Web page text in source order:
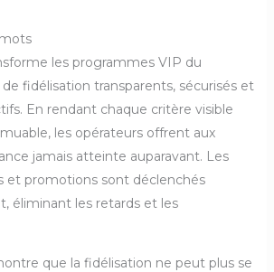
les programmes VIP du
fidélisation transparents, sécurisés et
En rendant chaque critère visible
les opérateurs offrent aux
jamais atteinte auparavant. Les
et promotions sont déclenchés
éliminant les retards et les
que la fidélisation ne peut plus se